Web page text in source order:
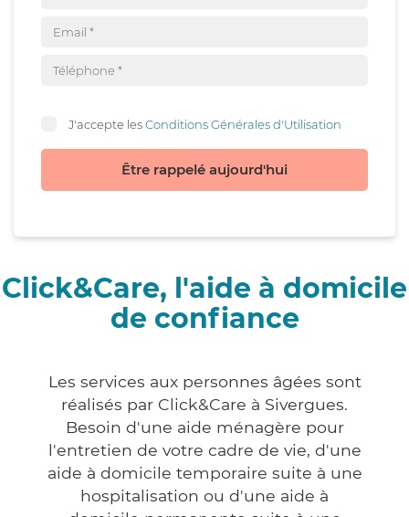
J'accepte lesConditions Générales d'Utilisation
Être rappelé aujourd'hui
Click&Care, l'aide à domicile
de confiance
Les services aux personnes âgées sont
réalisés par Click&Care à Sivergues.
Besoin d'une aide ménagère pour
l'entretien de votre cadre de vie, d'une
aide à domicile temporaire suite à une
hospitalisation ou d'une aide à